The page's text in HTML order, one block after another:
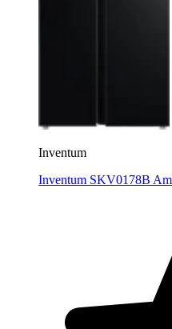
Inventum
Inventum SKV0178B